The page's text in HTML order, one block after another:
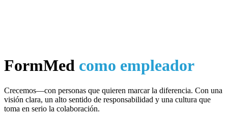
FormMed como empleador
Crecemos—con personas que quieren marcar la diferencia. Con una
visión clara, un alto sentido de responsabilidad y una cultura que
toma en serio la colaboración.